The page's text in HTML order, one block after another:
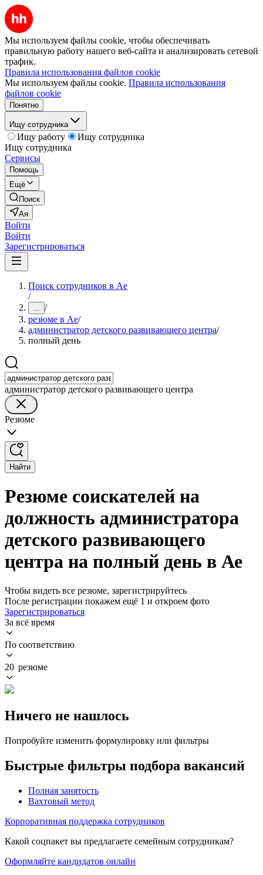
Мы используем файлы cookie, чтобы обеспечивать
правильную работу нашего веб-сайта и анализировать сетевой
трафик.
Правила использования файлов cookie
Мы используем файлы cookie. Правила использования
файлов cookie
Понятно
Ищу сотрудника
Ищу работу
Ищу сотрудника
Ищу сотрудника
Сервисы
Помощь
Ещё
Поиск
Ая
Войти
Войти
Зарегистрироваться
Поиск сотрудников в Ае
/
... /
резюме в Ае/
администратор детского развивающего центра/
полный день
администратор детского развивающего центра
Резюме
Найти
Резюме соискателей на
должность администратора
детского развивающего
центра на полный день в Ае
Чтобы видеть все резюме, зарегистрируйтесь
После регистрации покажем ещё 1 и откроем фото
Зарегистрироваться
За всё время
По соответствию
20 резюме
Ничего не нашлось
Попробуйте изменить формулировку или фильтры
Быстрые фильтры подбора вакансий
Полная занятость
Вахтовый метод
Корпоративная поддержка сотрудников
Какой соцпакет вы предлагаете семейным сотрудникам?
Оформляйте кандидатов онлайн